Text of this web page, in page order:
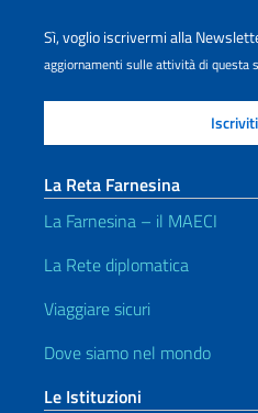
Sì, voglio iscrivermi alla
aggiornamenti sulle attività di questa
La Reta Farnesina
La Farnesina – il MAECI
La Rete diplomatica
Viaggiare sicuri
Dove siamo nel mondo
Le Istituzioni